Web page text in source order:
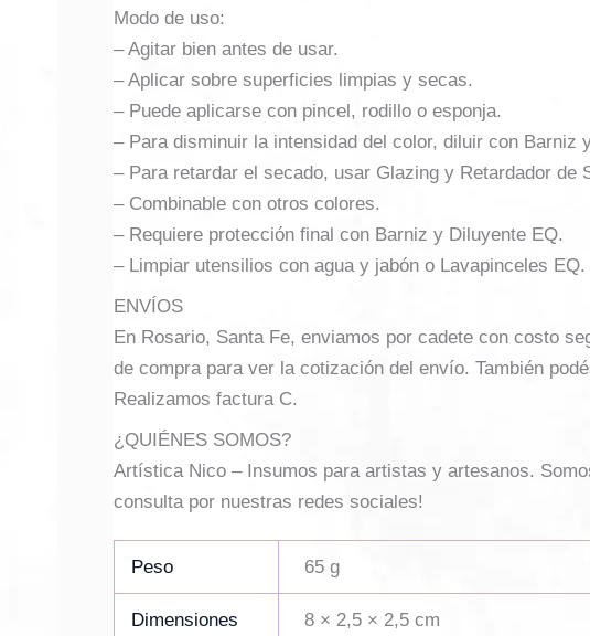
Modo de uso:
– Agitar bien antes de usar.
– Aplicar sobre superficies limpias y secas.
– Puede aplicarse con pincel, rodillo o esponja.
– Para disminuir la intensidad del color, diluir con Barniz
– Para retardar el secado, usar Glazing y Retardador de
– Combinable con otros colores.
– Requiere protección final con Barniz y Diluyente EQ.
– Limpiar utensilios con agua y jabón o Lavapinceles EQ.
ENVÍOS
En Rosario, Santa Fe, enviamos por cadete con costo
de compra para ver la cotización del envío. También
Realizamos factura C.
¿QUIÉNES SOMOS?
Artística Nico – Insumos para artistas y artesanos.
consulta por nuestras redes sociales!
Peso 65 g
Dimensiones 8 × 2,5 × 2,5 cm